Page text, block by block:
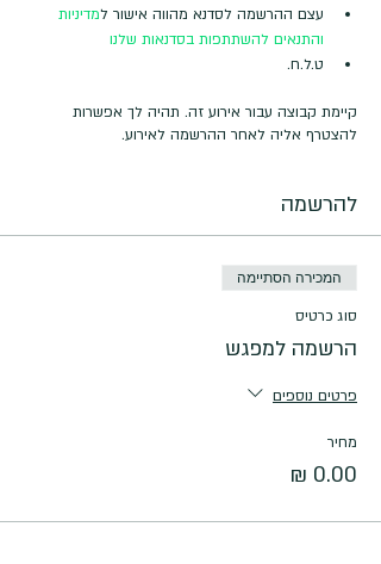
עצם ההרשמה לסדנא מהווה אישור למדיניות
והתנאים להשתתפות בסדנאות שלנו
ט.ל.ח.
קיימת קבוצה עבור אירוע זה. תהיה לך אפשרות
להצטרף אליה לאחר ההרשמה לאירוע.
להרשמה
המכירה הסתיימה
סוג כרטיס
הרשמה למפגש
פרטים נוספים
מחיר